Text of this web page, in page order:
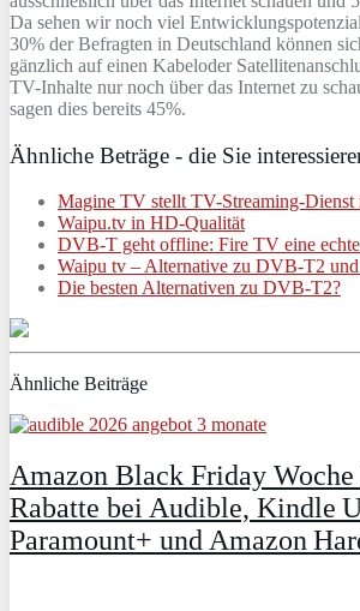
Da sehen wir noch viel
30% der Befragten in Deutschland können
gänzlich auf einen Kabeloder
TV-Inhalte nur noch über das Internet zu
sagen dies bereits 45%.
Ähnliche Beträge - die Sie
Magine TV stellt TV-Streaming-Dienst
Waipu.tv in HD-Qualität
DVB-T geht offline: Fire TV eine
Waipu tv – Alternative zu DVB-T2 und
Die besten Alternativen zu DVB-T2?
Ähnliche Beiträge
Amazon Black Friday Woche
Rabatte bei Audible, Kindle
Paramount+ und Amazon